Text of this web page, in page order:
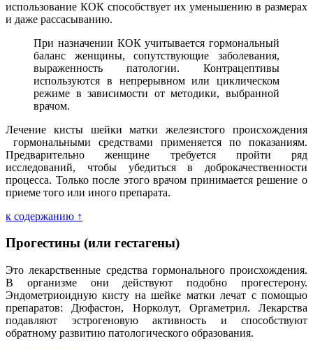
использование КОК способствует их уменьшению в размерах
и даже рассасыванию.
При назначении КОК учитывается гормональный
баланс женщины, сопутствующие заболевания,
выраженность патологии. Контрацептивы
используются в непрерывном или циклическом
режиме в зависимости от методики, выбранной
врачом.
Лечение кисты шейки матки железистого происхождения
гормональными средствами применяется по показаниям.
Предварительно женщине требуется пройти ряд
исследований, чтобы убедиться в доброкачественности
процесса. Только после этого врачом принимается решение о
приеме того или иного препарата.
к содержанию ↑
Прогестины (или гестагены)
Это лекарственные средства гормонального происхождения.
В организме они действуют подобно прогестерону.
Эндометриоидную кисту на шейке матки лечат с помощью
препаратов: Дюфастон, Норколут, Оргаметрил. Лекарства
подавляют эстрогеновую активность и способствуют
обратному развитию патологического образования.